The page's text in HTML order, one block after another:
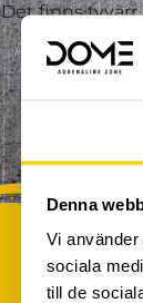
Denna
Vi
sociala
till de
Det finns